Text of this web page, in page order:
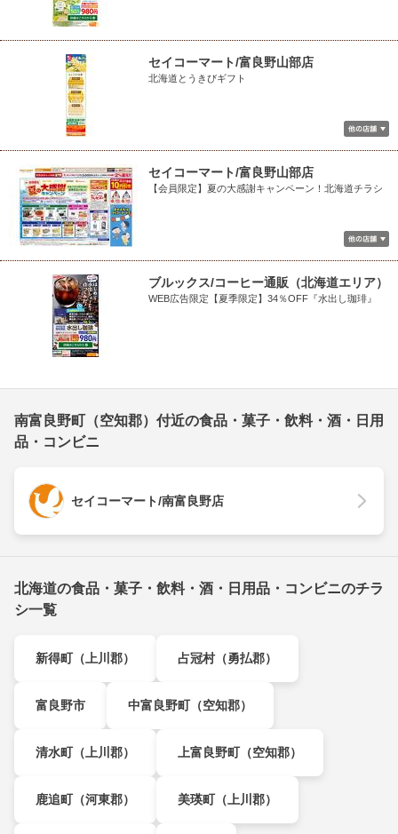
セイコーマート/富良野山部店
北海道とうきびギフト
セイコーマート/富良野山部店
【会員限定】夏の大感謝キャンペーン！北海道チラシ
ブルックス/コーヒー通販（北海道エリア）
WEB広告限定【夏季限定】34％OFF『水出し珈琲』
南富良野町（空知郡）付近の食品・菓子・飲料・酒・日用
品・コンビニ
セイコーマート/南富良野店
北海道の食品・菓子・飲料・酒・日用品・コンビニのチラ
シ一覧
新得町（上川郡） 占冠村（勇払郡）
富良野市 中富良野町（空知郡）
清水町（上川郡） 上富良野町（空知郡）
鹿追町（河東郡） 美瑛町（上川郡）